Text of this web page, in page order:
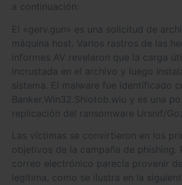
a continuación:
El «gerv.gun» es una solicitud de
máquina host. Varios rastros de las
informes AV revelaron que la carga
incrustada en el archivo y luego
sistema. El malware fue identificado
Banker.Win32.Shiotob.wiu y es una
replicación del ransomware Ursnif/
Las víctimas se convirtieron en los
objetivos de la campaña de phishing.
correo electrónico parecía provenir
legítima, como se ilustra en la